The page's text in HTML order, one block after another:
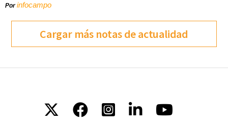
Porinfocampo
Cargar más notas de actualidad